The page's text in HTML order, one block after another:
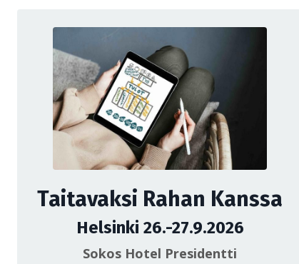
Taitavaksi Rahan Kanssa
Helsinki 26.-27.9.2026
Sokos Hotel Presidentti